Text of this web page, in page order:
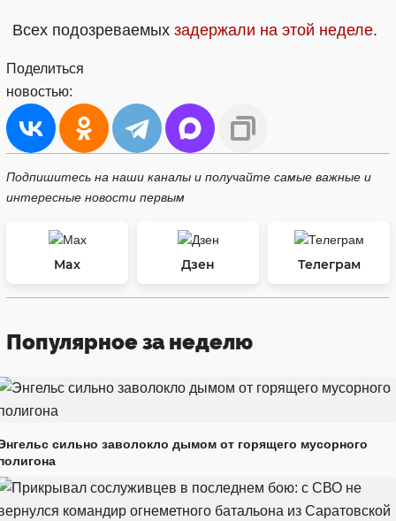
Всех подозреваемых задержали на этой неделе.
Поделиться
новостью:
Подпишитесь на наши каналы и получайте самые важные и
интересные новости первым
Max Дзен Телеграм
Популярное за неделю
сильно заволокло дымом от горящего мусорного